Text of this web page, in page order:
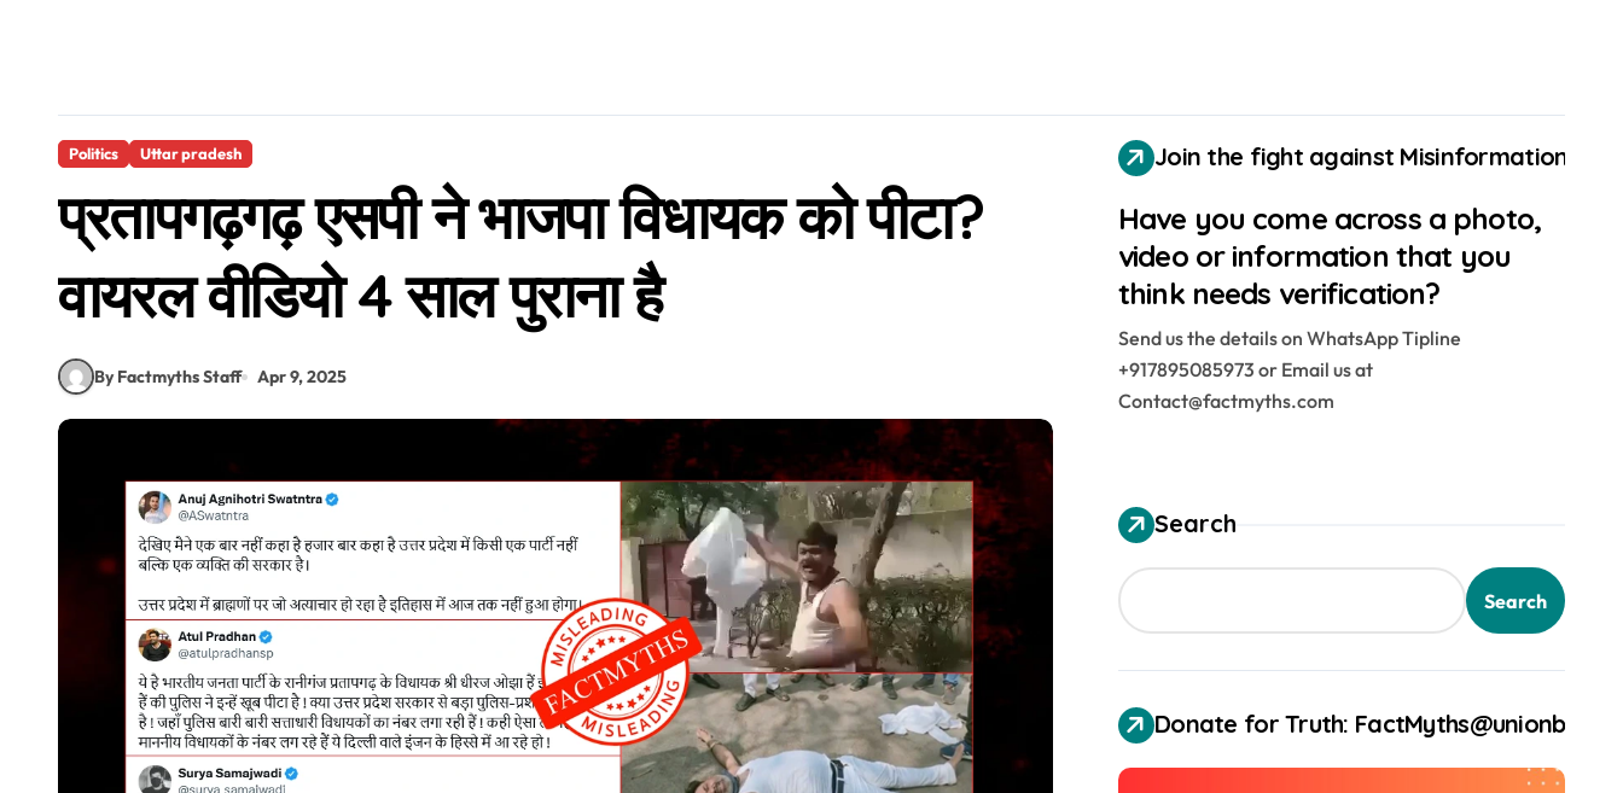
Politics Uttar pradesh
प्रतापगढ़गढ़ एसपी ने भाजपा विधायक को पीटा?
वायरल वीडियो 4 साल पुराना है
By Factmyths Staff Apr 9, 2025
Join the fight against Misinformation
Have you come across a photo,
video or information that you
think needs verification?
Send us the details on WhatsApp Tipline
+917895085973 or Email us at
Contact@factmyths.com
Search
Search
Donate for Truth: FactMyths@unionbank